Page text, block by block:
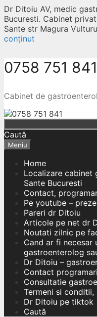
Dr Ditoiu AV, medic
Bucuresti. Cabinet
Sante str Magura
conținut
0758 751 841
Cabinet de
Caută
Meniu
Home
Localizare cabinet
Sante Bucuresti
Contact,
Pe youtube –
Pareri dr Ditoiu
Articole pe net dr
Noutati zilnic pe
Cand ar fi necesar
gastroenterolog
Dr Ditoiu –
Contact programari
Consultatie
Termeni si
Dr Ditoiu pe tiktok
Caută